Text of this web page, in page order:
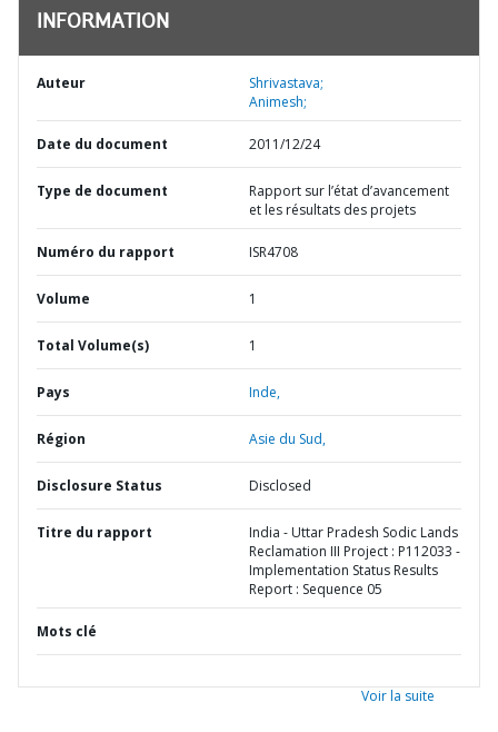
INFORMATION
Auteur
Shrivastava;
Animesh;
Date du document 2011/12/24
Type de document
Rapport sur l’état d’avancement
et les résultats des projets
Numéro du rapport ISR4708
Volume 1
Total Volume(s) 1
Pays Inde,
Région Asie du Sud,
Disclosure Status Disclosed
Titre du rapport
India - Uttar Pradesh Sodic Lands
Reclamation III Project : P112033 -
Implementation Status Results
Report : Sequence 05
Mots clé
Voir la suite